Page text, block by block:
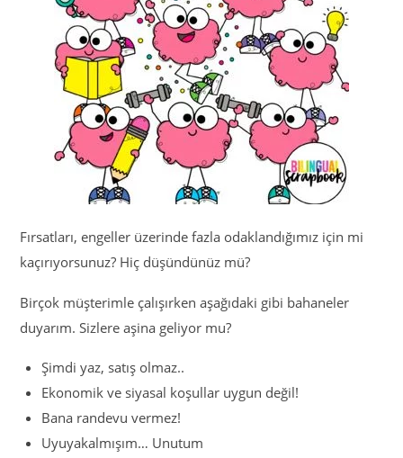
Fırsatları, engeller üzerinde fazla odaklandığımız için mi
kaçırıyorsunuz? Hiç düşündünüz mü?
Birçok müşterimle çalışırken aşağıdaki gibi bahaneler
duyarım. Sizlere aşina geliyor mu?
Şimdi yaz, satış olmaz..
Ekonomik ve siyasal koşullar uygun değil!
Bana randevu vermez!
Uyuyakalmışım… Unutum